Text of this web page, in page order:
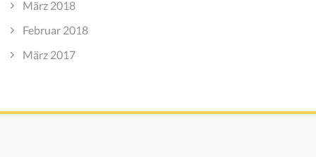
März 2018
Februar 2018
März 2017